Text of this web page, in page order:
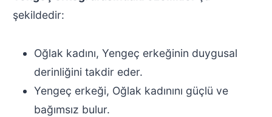
şekildedir:
Oğlak kadını, Yengeç erkeğinin duygusal
derinliğini takdir eder.
Yengeç erkeği, Oğlak kadınını güçlü ve
bağımsız bulur.